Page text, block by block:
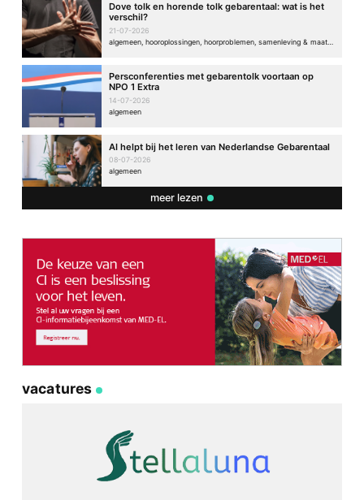
Dove tolk en horende tolk gebarentaal: wat is het
verschil?
21-07-2026
algemeen, hooroplossingen, hoorproblemen, samenleving & maatschappij
Persconferenties met gebarentolk voortaan op
NPO 1 Extra
14-07-2026
algemeen
AI helpt bij het leren van Nederlandse Gebarentaal
08-07-2026
algemeen
meer lezen
vacatures